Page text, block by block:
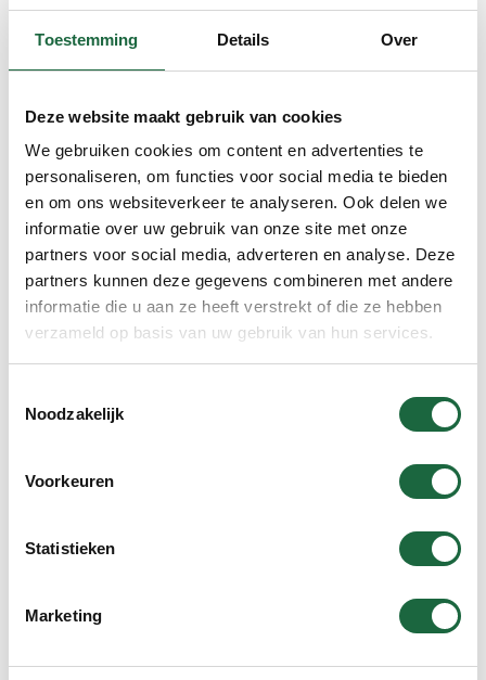
Toestemming Details Over
Deze website maakt gebruik van cookies
We gebruiken cookies om content en advertenties te
personaliseren, om functies voor social media te bieden
en om ons websiteverkeer te analyseren. Ook delen we
informatie over uw gebruik van onze site met onze
partners voor social media, adverteren en analyse. Deze
partners kunnen deze gegevens combineren met andere
informatie die u aan ze heeft verstrekt of die ze hebben
verzameld op basis van uw gebruik van hun services.
Noodzakelijk
Voorkeuren
Statistieken
Marketing
Assortiment
In winkelmand
verpakkingen)
€59.90
In winkelmand